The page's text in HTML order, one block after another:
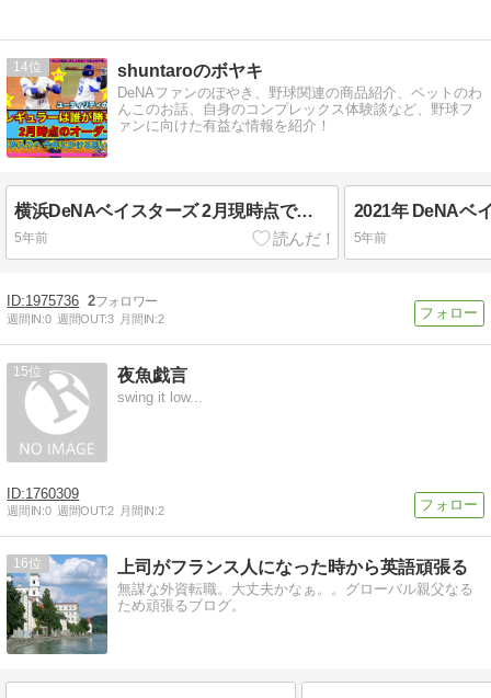
14 shuntaroのボヤキ
DeNAファンのぼやき、野球関連の商品紹介、ペットのわ
んこのお話、自身のコンプレックス体験談など、野球フ
ァンに向けた有益な情報を紹介！
横浜DeNAベイスターズ 2月現時点での 開幕オーダー予想 2/27日ハム戦 2/28巨人戦 印象まとめ 〜横浜一心となるために〜
5年前 5年前
1975736 2
週間IN:0 週間OUT:3 月間IN:2
15 夜魚戯言
swing it low...
1760309
週間IN:0 週間OUT:2 月間IN:2
16 上司がフランス人になった時から英語頑張る
無謀な外資転職。大丈夫かなぁ。。グローバル親父なる
ため頑張るブログ。